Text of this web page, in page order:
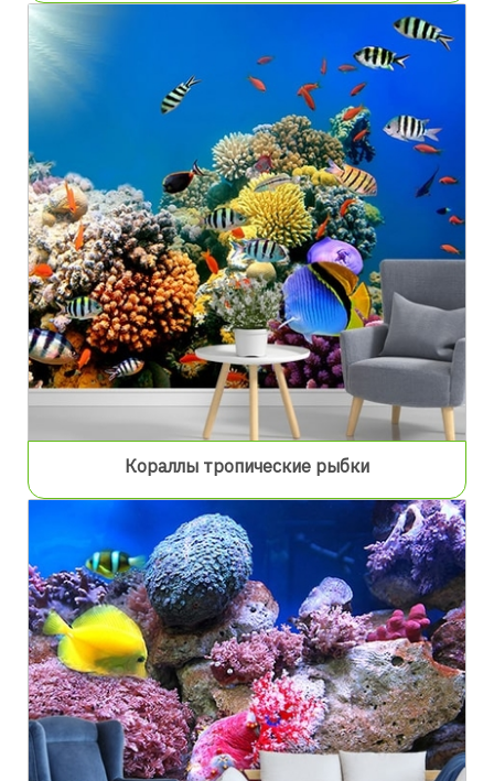
Кораллы тропические рыбки